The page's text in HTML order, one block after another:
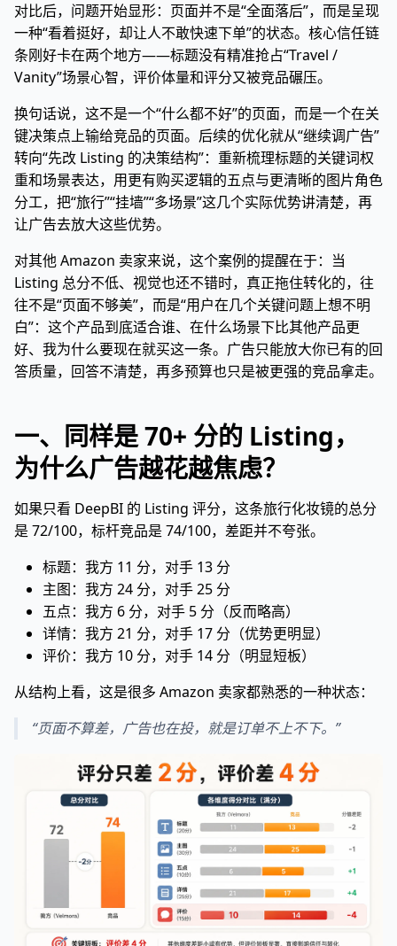
对比后，问题开始显形：页面并不是“全面落后”，而是呈现
一种“看着挺好，却让人不敢快速下单”的状态。核心信任链
条刚好卡在两个地方——标题没有精准抢占“Travel /
Vanity”场景心智，评价体量和评分又被竞品碾压。
换句话说，这不是一个“什么都不好”的页面，而是一个在关
键决策点上输给竞品的页面。后续的优化就从“继续调广告”
转向“先改 Listing 的决策结构”：重新梳理标题的关键词权
重和场景表达，用更有购买逻辑的五点与更清晰的图片角色
分工，把“旅行”“挂墙”“多场景”这几个实际优势讲清楚，再
让广告去放大这些优势。
对其他 Amazon 卖家来说，这个案例的提醒在于：当
Listing 总分不低、视觉也还不错时，真正拖住转化的，往
往不是“页面不够美”，而是“用户在几个关键问题上想不明
白”：这个产品到底适合谁、在什么场景下比其他产品更
好、我为什么要现在就买这一条。广告只能放大你已有的回
答质量，回答不清楚，再多预算也只是被更强的竞品拿走。
一、同样是 70+ 分的 Listing，
为什么广告越花越焦虑？
如果只看 DeepBI 的 Listing 评分，这条旅行化妆镜的总分
是 72/100，标杆竞品是 74/100，差距并不夸张。
标题：我方 11 分，对手 13 分
主图：我方 24 分，对手 25 分
五点：我方 6 分，对手 5 分（反而略高）
详情：我方 21 分，对手 17 分（优势更明显）
评价：我方 10 分，对手 14 分（明显短板）
从结构上看，这是很多 Amazon 卖家都熟悉的一种状态：
“页面不算差，广告也在投，就是订单不上不下。”